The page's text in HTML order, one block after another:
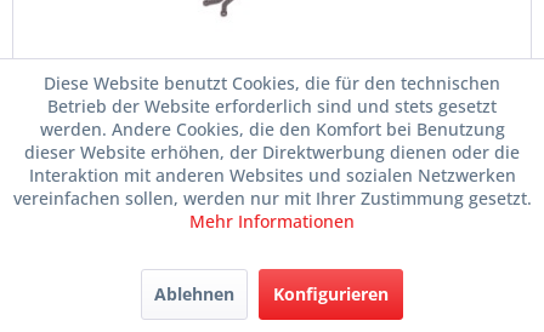
C/F Top Deck - Vibe TC
Artikelnr. 021-U9120
Diese Website benutzt Cookies, die für den technischen
Betrieb der Website erforderlich sind und stets gesetzt
werden. Andere Cookies, die den Komfort bei Benutzung
dieser Website erhöhen, der Direktwerbung dienen oder die
Interaktion mit anderen Websites und sozialen Netzwerken
vereinfachen sollen, werden nur mit Ihrer Zustimmung gesetzt.
Mehr Informationen
Ablehnen Konfigurieren